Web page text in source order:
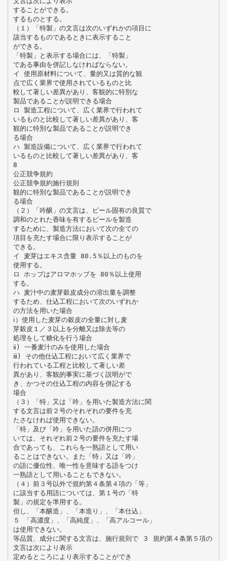
することができる。
するものとする。
（１）「特製」の文言は次のいずれかの項目に
該当するものであるときに表示すること
ができる。
「特製」と表示する場合には、「特製」
である事由を併記しなければならない。
イ 使用原材料について、量的又は質的な観
点で広く業界で使用されているものと比
較して著しい差異があり、客観的に特別な
製品であることが説明できる場合
ロ 製造工程について、広く業界で行われて
いるものと比較して著しい差異があり、客
観的に特別な製品であることが説明でき
る場合
ハ 製造設備について、広く業界で行われて
いるものと比較して著しい差異があり、客
8
公正競争規約
公正競争規約施行規則
観的に特別な製品であることが説明でき
る場合
（２）「吟醸」の文言は、ビール固有の良質で
調和のとれた香味を有するビールを製造
するために、製造方法において次の全ての
項目を充たす場合に限り表示することが
できる。
イ 麦芽はエキス含量 80.5％以上のものを
使用する。
ロ ホップはアロマホップを 80％以上使用
する。
ハ 麦汁中の麦芽穀皮成分の溶出量を調整
するため、仕込工程において次のいずれか
の方法を用いた場合
ⅰ）使用した麦芽の穀皮の全量に対し麦
芽穀皮１／３以上を分離又は除去等の
処理をして糖化を行う場合
ⅱ) 一番麦汁のみを使用した場合
ⅲ) その他仕込工程において広く業界で
行われている工程と比較して著しい差
異があり、客観的事実に基づく説明がで
き、かつその仕込工程の内容を併記する
場合
（３）「特」又は「吟」を用いた製造方法に関
する文言は前２号のそれぞれの要件を充
たさなければ使用できない。
「特」及び「吟」を用いた語の併用につ
いては、それぞれ前２号の要件を充たす場
合であっても、これらを一熟語として用い
ることはできない。また「特」又は「吟」
の語に優位性、唯一性を意味する語をつけ
一熟語として用いることもできない。
（４）前３号以外で規約第４条第４項の「等」
に該当する用語については、第１号の「特
製」の規定を準用する。
但し、「本醸造」、「本造り」、「本仕込」
５ 「高濃度」、「高純度」、「高アルコール」
は使用できない。
等品質、成分に関する文言は、施行規則で ３ 規約第４条第５項の
文言は次により表示
定めるところにより表示することができ